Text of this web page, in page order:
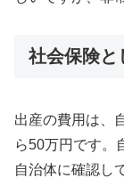
社会保険と
出産の費用は、
ら50万円です。
自治体に確認し